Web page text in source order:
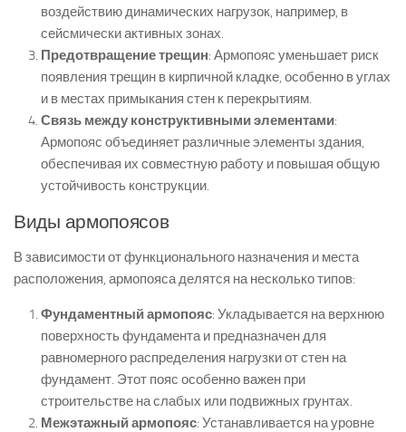
воздействию динамических нагрузок, например, в
сейсмически активных зонах.
Предотвращение трещин: Армопояс уменьшает риск
появления трещин в кирпичной кладке, особенно в углах
и в местах примыкания стен к перекрытиям.
Связь между конструктивными элементами:
Армопояс объединяет различные элементы здания,
обеспечивая их совместную работу и повышая общую
устойчивость конструкции.
Виды армопоясов
В зависимости от функционального назначения и места
расположения, армопояса делятся на несколько типов:
Фундаментный армопояс: Укладывается на верхнюю
поверхность фундамента и предназначен для
равномерного распределения нагрузки от стен на
фундамент. Этот пояс особенно важен при
строительстве на слабых или подвижных грунтах.
Межэтажный армопояс: Устанавливается на уровне